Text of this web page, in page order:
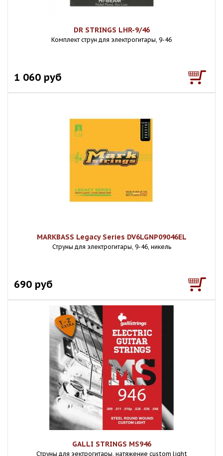
DR STRINGS LHR-9/46
Комплект струн для электрогитары, 9-46
1 060 руб
MARKBASS Legacy Series DV6LGNP09046EL
Струны для электрогитары, 9-46, никель
690 руб
GALLI STRINGS MS946
Струны для эектрогитары, натяжение custom light